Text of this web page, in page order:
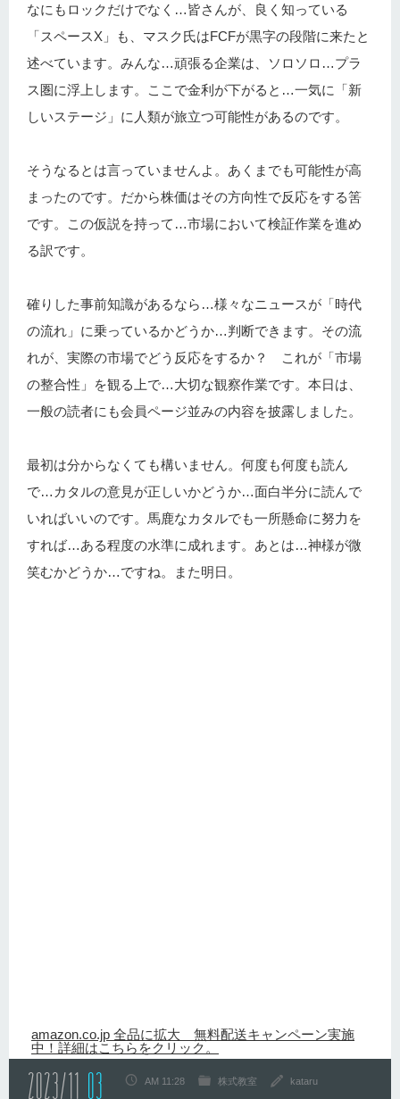
なにもロックだけでなく…皆さんが、良く知っている
「スペースX」も、マスク氏はFCFが黒字の段階に来たと
述べています。みんな…頑張る企業は、ソロソロ…プラ
ス圏に浮上します。ここで金利が下がると…一気に「新
しいステージ」に人類が旅立つ可能性があるのです。
そうなるとは言っていませんよ。あくまでも可能性が高
まったのです。だから株価はその方向性で反応をする筈
です。この仮説を持って…市場において検証作業を進め
る訳です。
確りした事前知識があるなら…様々なニュースが「時代
の流れ」に乗っているかどうか…判断できます。その流
れが、実際の市場でどう反応をするか？ これが「市場
の整合性」を観る上で…大切な観察作業です。本日は、
一般の読者にも会員ページ並みの内容を披露しました。
最初は分からなくても構いません。何度も何度も読ん
で…カタルの意見が正しいかどうか…面白半分に読んで
いればいいのです。馬鹿なカタルでも一所懸命に努力を
すれば…ある程度の水準に成れます。あとは…神様が微
笑むかどうか…ですね。また明日。
amazon.co.jp 全品に拡大 無料配送キャンペーン実施
中！詳細はこちらをクリック。
2023/11 03 AM 11:28 株式教室 kataru